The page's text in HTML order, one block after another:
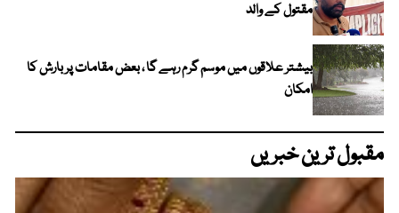
مقتول کے والد
بیشتر علاقوں میں موسم گرم رہے گا ، بعض مقامات پر بارش کا
امکان
مقبول ترین خبریں